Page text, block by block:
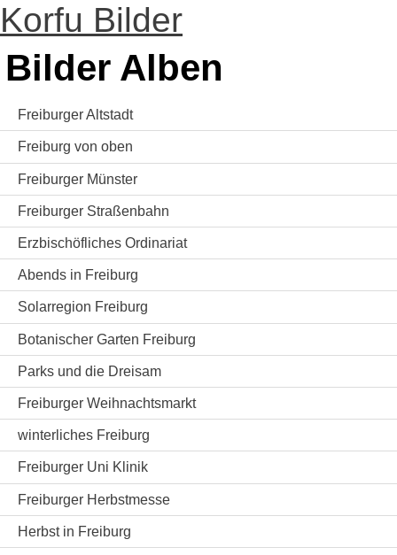
Korfu Bilder
Bilder Alben
Freiburger Altstadt
Freiburg von oben
Freiburger Münster
Freiburger Straßenbahn
Erzbischöfliches Ordinariat
Abends in Freiburg
Solarregion Freiburg
Botanischer Garten Freiburg
Parks und die Dreisam
Freiburger Weihnachtsmarkt
winterliches Freiburg
Freiburger Uni Klinik
Freiburger Herbstmesse
Herbst in Freiburg